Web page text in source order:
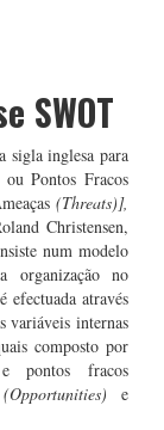
SWOT
sigla inglesa para
ou Pontos Fracos
(Threats)],
Christensen,
num modelo
organização no
efectuada através
variáveis internas
composto por
pontos fracos
(Opportunities) e